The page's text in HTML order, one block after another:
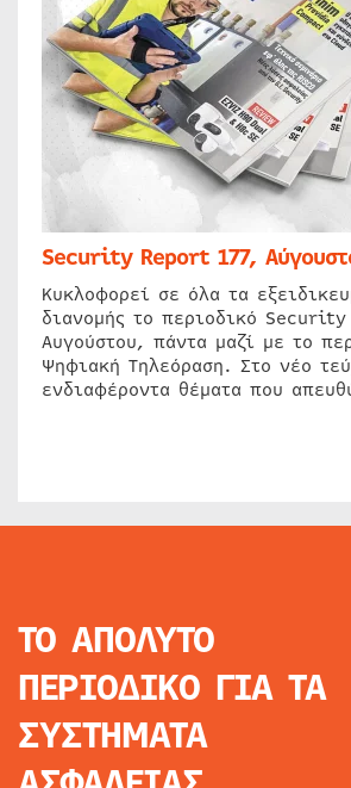
Security Report 177,
Κυκλοφορεί σε όλα τα
διανομής το περιοδικό
Αυγούστου, πάντα μαζί με το
Ψηφιακή Τηλεόραση. Στο νέο
ενδιαφέροντα θέματα που
ΤΟ ΑΠΟΛΥΤΟ
ΠΕΡΙΟΔΙΚΟ ΓΙΑ ΤΑ
ΣΥΣΤΗΜΑΤΑ